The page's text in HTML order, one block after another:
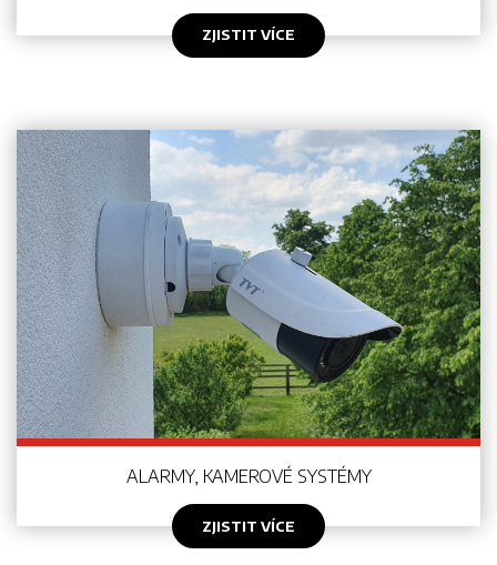
ZJISTIT VÍCE
ALARMY, KAMEROVÉ SYSTÉMY
ZJISTIT VÍCE